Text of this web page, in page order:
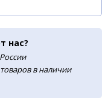
нас?
в наличии